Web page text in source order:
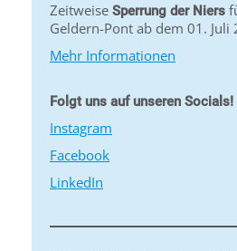
Zeitweise Sperrung der Niers
Geldern-Pont ab dem 01. Juli
Mehr Informationen
Folgt uns auf unseren Socials!
Instagram
Facebook
LinkedIn